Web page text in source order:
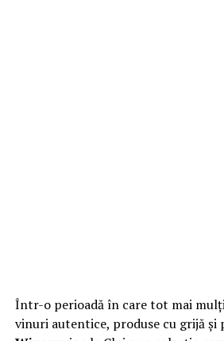
Într-o perioadă în care tot mai
vinuri autentice, produse cu grijă și